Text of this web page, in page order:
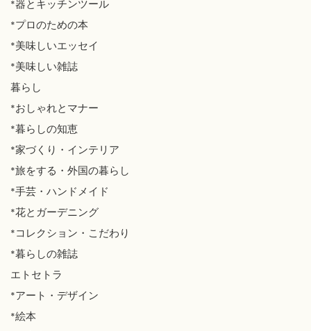
*器とキッチンツール
*プロのための本
*美味しいエッセイ
*美味しい雑誌
暮らし
*おしゃれとマナー
*暮らしの知恵
*家づくり・インテリア
*旅をする・外国の暮らし
*手芸・ハンドメイド
*花とガーデニング
*コレクション・こだわり
*暮らしの雑誌
エトセトラ
*アート・デザイン
*絵本